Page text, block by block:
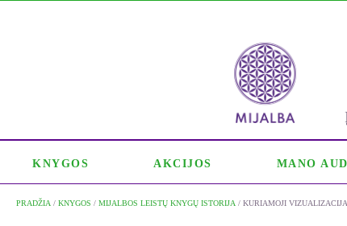
KNYGOS AKCIJOS MANO
PRADŽIA / KNYGOS / MIJALBOS LEISTŲ KNYGŲ ISTORIJA / KURIAMOJI VIZUALIZACIJA